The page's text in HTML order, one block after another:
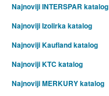
Najnoviji INTERSPAR katalog
Najnoviji Izolirka katalog
Najnoviji Kaufland katalog
Najnoviji KTC katalog
Najnoviji MERKURY katalog